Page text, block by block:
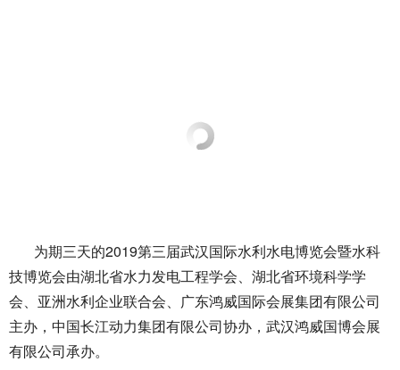
为期三天的2019第三届武汉国际水利水电博览会暨水科
技博览会由湖北省水力发电工程学会、湖北省环境科学学
会、亚洲水利企业联合会、广东鸿威国际会展集团有限公司
主办，中国长江动力集团有限公司协办，武汉鸿威国博会展
有限公司承办。